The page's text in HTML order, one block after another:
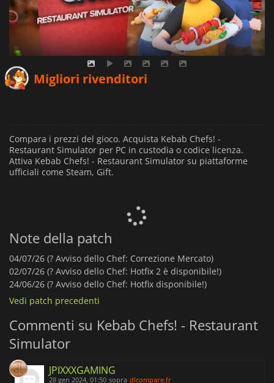
Migliori rivenditori
Compara i prezzi del gioco. Acquista Kebab Chefs! -
Restaurant Simulator per PC in custodia o codice licenza.
Attiva Kebab Chefs! - Restaurant Simulator su piattaforme
ufficiali come Steam, Gift.
Note della patch
04/07/26 (?️ Avviso dello Chef: Correzione Mercato)
02/07/26 (?️ Avviso dello Chef: Hotfix 2 è disponibile!)
24/06/26 (?️ Avviso dello Chef: Hotfix disponibile!)
Vedi patch precedenti
Commenti su Kebab Chefs! - Restaurant
Simulator
JPIXXXGAMING
28 gen 2024, 01:50 sopra dlcompare.fr